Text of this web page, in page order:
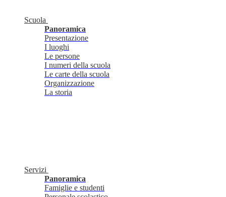
Scuola
Panoramica
Presentazione
I luoghi
Le persone
I numeri della scuola
Le carte della scuola
Organizzazione
La storia
Servizi
Panoramica
Famiglie e studenti